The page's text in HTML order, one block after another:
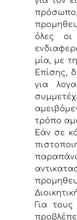
όλες
μία, με
Επίσης,
για
τρόπο
Εάν σε
Για